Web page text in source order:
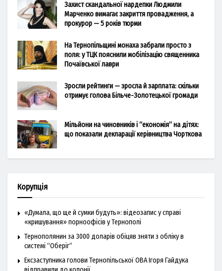
Захист скандальної нардепки Людмили
Марченко вимагає закриття провадження, а
прокурор — 5 років тюрми
На Тернопільщині монаха забрали просто з
поля: у ТЦК пояснили мобілізацію священника
Почаївської лаври
Зросли рейтинги — зросла й зарплата: скільки
отримує голова Більче-Золотецької громади
Мільйони на чиновників і “економія” на дітях:
що показали декларації керівництва Чорткова
Корупція
«Думала, що ще й сумки будуть»: відеозапис у справі
«кришування» порноофісів у Тернополі
Тернополянин за 3000 доларів обіцяв зняти з обліку в
системі “Оберіг”
Ексзаступника голови Тернопільської ОВА Ігоря Гайдука